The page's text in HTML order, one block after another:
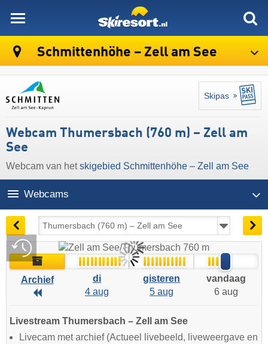
Schmittenhöhe – Zell am See
Skipas
Webcam Thumersbach (760 m) – Zell am
See
Webcam van hetskigebied Schmittenhöhe – Zell am See
Webcams
Live
11:59 | vandaag 6 aug
Archief
Archief
Archief
di
4 aug
gisteren
5 aug
vandaag
6 aug
Livestream Thumersbach – Zell am See
Livecam met archief (Actueel livebeeld, liveweergave en